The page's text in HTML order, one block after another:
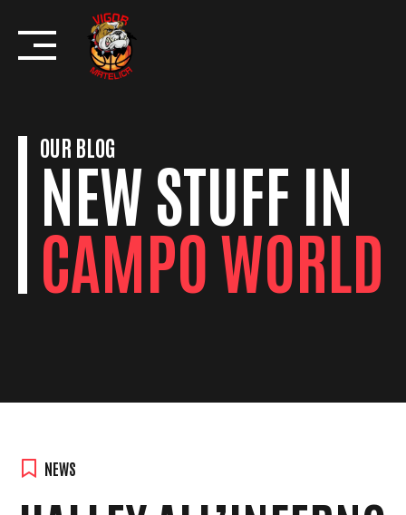
content
OUR BLOG
NEW STUFF IN
CAMPO WORLD
NEWS